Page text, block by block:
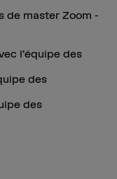
de master Zoom -
l’équipe des
des
des